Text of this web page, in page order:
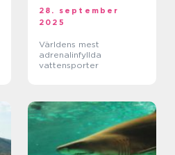
28. september
2025
Världens mest
adrenalinfyllda
vattensporter